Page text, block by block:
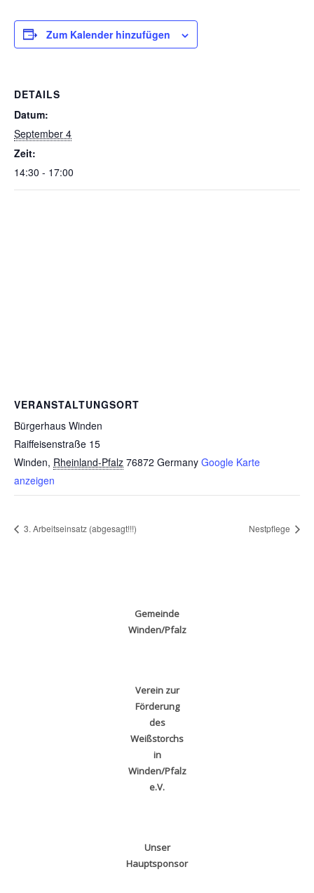
Zum Kalender hinzufügen
DETAILS
Datum:
September 4
Zeit:
14:30 - 17:00
VERANSTALTUNGSORT
Bürgerhaus Winden
Raiffeisenstraße 15
Winden, Rheinland-Pfalz 76872 Germany Google Karte
anzeigen
3. Arbeitseinsatz (abgesagt!!!) Nestpflege
Gemeinde
Winden/Pfalz
Verein zur
Förderung
des
Weißstorchs
in
Winden/Pfalz
e.V.
Unser
Hauptsponsor